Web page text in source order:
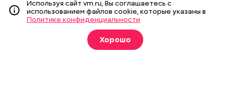
Издание создано при финансовой поддержке Департамента
средств массовой информации и рекламы города Москвы.
На сайте применяются рекомендательные технологии
(информационные технологии предоставления информации
на основе сбора, систематизации и анализа сведений,
Используя сайт vm.ru, Вы соглашаетесь с
использованием файлов cookie, которые указаны в
Политике конфиденциальности
Хорошо